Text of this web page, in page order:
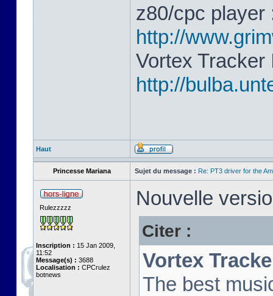
z80/cpc player
http://
Vortex Tracker
http://
Haut
Princesse Mariana Sujet du message : Re: PT3 driver for the
Rulezzzzz
Inscription : 15 Jan 2009,
11:52
Message(s) : 3688
Localisation : CPCrulez
botnews
Nouvelle
Citer :
Vortex
The best